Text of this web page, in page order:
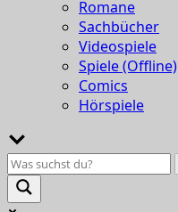
Romane
Sachbücher
Videospiele
Spiele (Offline)
Comics
Hörspiele